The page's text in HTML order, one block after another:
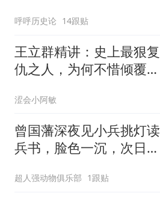
呼呼历史论 14跟贴
王立群精讲：史上最狠复
仇之人，为何不惜倾覆一
涩会小阿敏
曾国藩深夜见小兵挑灯读
兵书，脸色一沉，次日如
超人强动物俱乐部 1跟贴